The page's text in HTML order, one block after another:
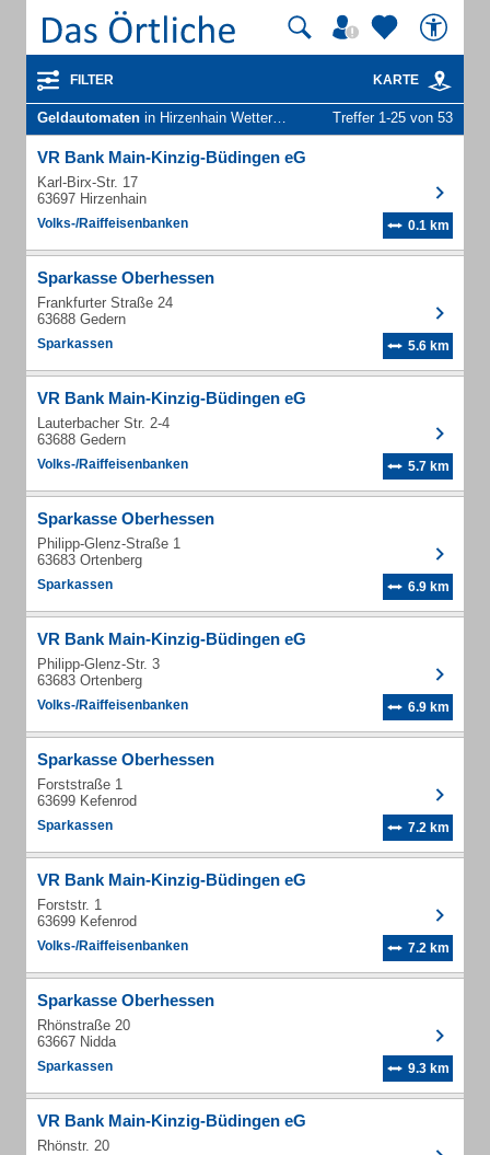
FILTER KARTE
Geldautomaten in Hirzenhain Wetteraukr Treffer 1-25 von 53
VR Bank Main-Kinzig-Büdingen eG
Karl-Birx-Str. 17
63697 Hirzenhain
Volks-/Raiffeisenbanken 0.1 km
Sparkasse Oberhessen
Frankfurter Straße 24
63688 Gedern
Sparkassen 5.6 km
VR Bank Main-Kinzig-Büdingen eG
Lauterbacher Str. 2-4
63688 Gedern
Volks-/Raiffeisenbanken 5.7 km
Sparkasse Oberhessen
Philipp-Glenz-Straße 1
63683 Ortenberg
Sparkassen 6.9 km
VR Bank Main-Kinzig-Büdingen eG
Philipp-Glenz-Str. 3
63683 Ortenberg
Volks-/Raiffeisenbanken 6.9 km
Sparkasse Oberhessen
Forststraße 1
63699 Kefenrod
Sparkassen 7.2 km
VR Bank Main-Kinzig-Büdingen eG
Forststr. 1
63699 Kefenrod
Volks-/Raiffeisenbanken 7.2 km
Sparkasse Oberhessen
Rhönstraße 20
63667 Nidda
Sparkassen 9.3 km
VR Bank Main-Kinzig-Büdingen eG
Rhönstr. 20